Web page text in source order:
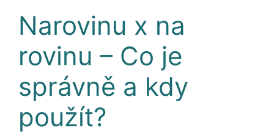
Narovinu x na
rovinu – Co je
správně a kdy
použít?